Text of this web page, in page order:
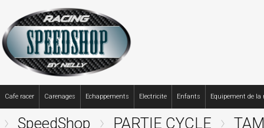
Cafe racer Carenages Echappements Electricite Enfants Equipement de la
SpeedShop PARTIE CYCLE